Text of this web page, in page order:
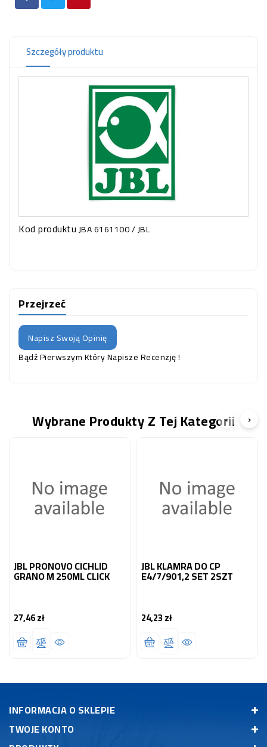
KONTAKT
Szczegóły produktu
Kod produktuJBA 6161100 / JBL
Przejrzeć
Napisz Swoją Opinię
Bądź Pierwszym Który Napisze Recenzję !
Wybrane Produkty Z Tej Kategorii
JBL PRONOVO CICHLID
GRANO M 250ML CLICK
27,46 złCena
JBL KLAMRA DO CP
E4/7/901,2 SET 2SZT
24,23 złCena
‹ ›
INFORMACJA O SKLEPIE
TWOJE KONTO